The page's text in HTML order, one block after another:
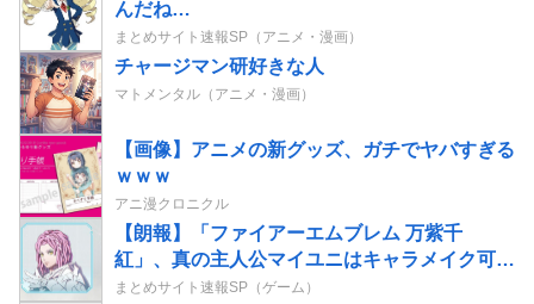
んだね…
まとめサイト速報SP（アニメ・漫画）
チャージマン研好きな人
マトメンタル（アニメ・漫画）
【画像】アニメの新グッズ、ガチでヤバすぎる
ｗｗｗ
アニ漫クロニクル
【朗報】「ファイアーエムブレム 万紫千
紅」、真の主人公マイユニはキャラメイク可能
ｗｗ
まとめサイト速報SP（ゲーム）